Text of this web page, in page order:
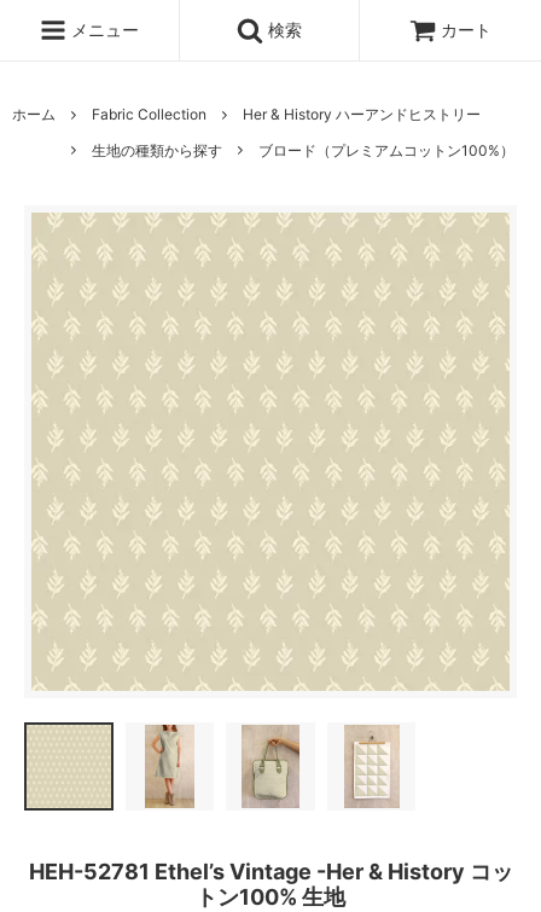
メニュー 検索 カート
ホーム Fabric Collection
Her & History ハーアンドヒストリー
生地の種類から探す
ブロード（プレミアムコットン100%）
HEH-52781 Ethel’s Vintage -Her & History コッ
トン100% 生地